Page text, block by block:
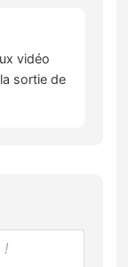
vidéo
sortie de